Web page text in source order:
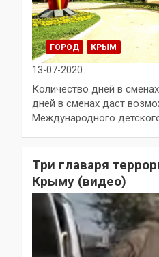
ГОРОД КРЫМ
13-07-2020
Количество дней в
дней в сменах даст
Международного
Три главаря
Крыму (видео)